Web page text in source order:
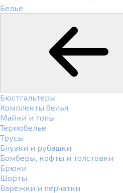
Белье
Бюстгальтеры
Комплекты белья
Майки и топы
Термобелье
Трусы
Блузки и рубашки
Бомберы, кофты и толстовки
Брюки
Шорты
Варежки и перчатки